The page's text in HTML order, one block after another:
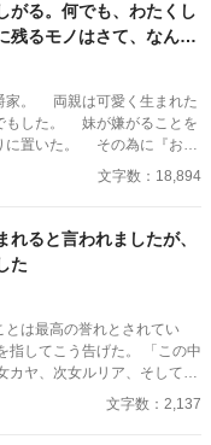
がる。何でも、わたくし
るモノはさて、なんで
家。 両親は可愛く生まれた
もした。 妹が嫌がることを
に置いた。 その為に『お城
様となった。 姉はそ
たちに育てられた姉は『次
を抱く。 妹は騒いだ。 「お
着ていたドレスや宝石を奪
げた。愛する末娘の為に母
見つけた。 それは
文字数：18,894
ると言われましたが、
た
とは最高の誉れとされてい
指してこう告げた。 「この中
カヤ、次女ルリア、そして三
ちは「聖女候補」として周囲
。 一方でケイトは、静かで
文字数：2,137